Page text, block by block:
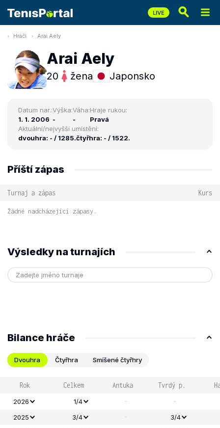
Hráči Arai Aely
Arai Aely
20 žena Japonsko
Datum nar.:
1. 1. 2006
Výška:
-
Váha:
-
Hraje rukou:
Pravá
Aktuální/nejvyšší umístění:
dvouhra: - / 1285.čtyřhra: - / 1522.
Příští zápas
Turnaj a zápas Kurs
Žádné nadcházející zápasy.
Výsledky na turnajích
Bilance hráče
Dvouhra Čtyřhra Smíšené čtyřhry
Rok Celkem Antuka Tvrdý p.
2026 1/4 - -
2025 3/4 -
3/4